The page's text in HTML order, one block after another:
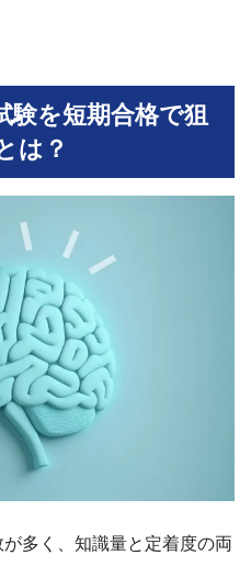
験を短期合格で狙
は？
多く、知識量と定着度の両